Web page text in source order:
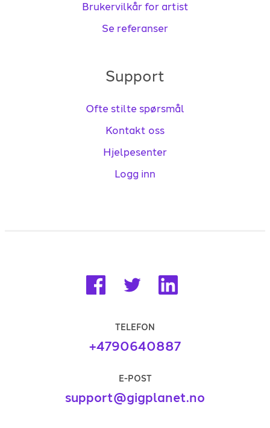
Brukervilkår for artist
Se referanser
Support
Ofte stilte spørsmål
Kontakt oss
Hjelpesenter
Logg inn
TELEFON
+4790640887
E-POST
support@gigplanet.no